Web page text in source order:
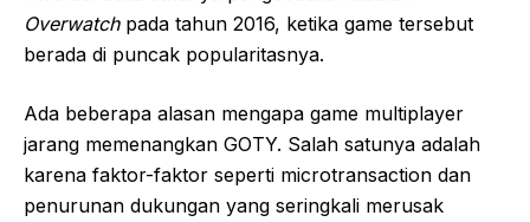
Overwatchpada tahun 2016, ketika game tersebut
berada di puncak popularitasnya.
Ada beberapa alasan mengapa game multiplayer
jarang memenangkan GOTY. Salah satunya adalah
karena faktor-faktor seperti microtransaction dan
penurunan dukungan yang seringkali merusak